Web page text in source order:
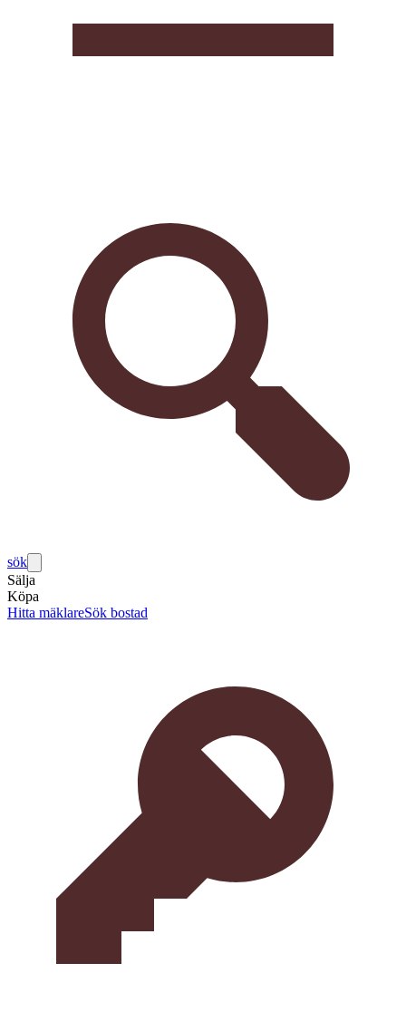
sök
Sälja
Köpa
Hitta mäklareSök bostad